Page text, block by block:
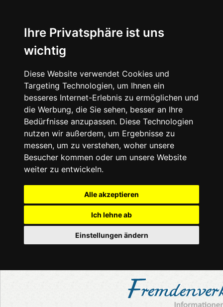
Ihre Privatsphäre ist uns
wichtig
Diese Website verwendet Cookies und
Targeting Technologien, um Ihnen ein
besseres Internet-Erlebnis zu ermöglichen und
die Werbung, die Sie sehen, besser an Ihre
Bedürfnisse anzupassen. Diese Technologien
nutzen wir außerdem, um Ergebnisse zu
messen, um zu verstehen, woher unsere
Besucher kommen oder um unsere Website
weiter zu entwickeln.
Alle akzeptieren
Ich lehne ab
Einstellungen ändern